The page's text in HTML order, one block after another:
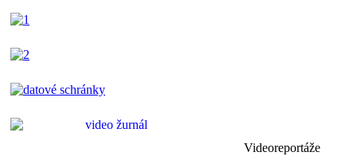
Videoreportáže